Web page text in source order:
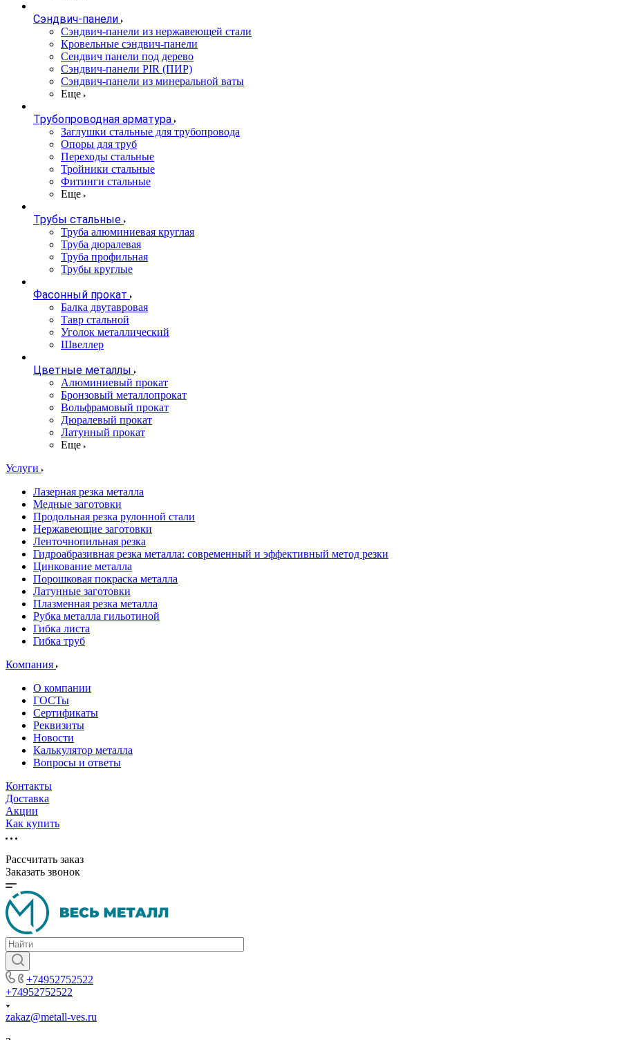
Сэндвич-панели
Cэндвич-панели из нержавеющей стали
Кровельные сэндвич-панели
Сендвич панели под дерево
Сэндвич-панели PIR (ПИР)
Сэндвич-панели из минеральной ваты
Еще
Трубопроводная арматура
Заглушки стальные для трубопровода
Опоры для труб
Переходы стальные
Тройники стальные
Фитинги стальные
Еще
Трубы стальные
Труба алюминиевая круглая
Труба дюралевая
Труба профильная
Трубы круглые
Фасонный прокат
Балка двутавровая
Тавр стальной
Уголок металлический
Швеллер
Цветные металлы
Алюминиевый прокат
Бронзовый металлопрокат
Вольфрамовый прокат
Дюралевый прокат
Латунный прокат
Еще
Услуги
Лазерная резка металла
Медные заготовки
Продольная резка рулонной стали
Нержавеющие заготовки
Ленточнопильная резка
Гидроабразивная резка металла: современный и эффективный метод резки
Цинкование металла
Порошковая покраска металла
Латунные заготовки
Плазменная резка металла
Рубка металла гильотиной
Гибка листа
Гибка труб
Компания
О компании
ГОСТы
Сертификаты
Реквизиты
Новости
Калькулятор металла
Вопросы и ответы
Контакты
Доставка
Акции
Как купить
Рассчитать заказ
Заказать звонок
+74952752522
+74952752522
zakaz@metall-ves.ru